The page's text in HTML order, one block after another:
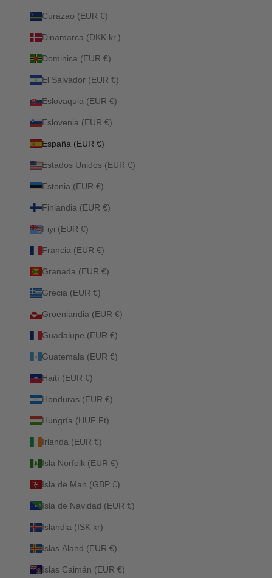
Curazao (EUR €)
Dinamarca (DKK kr.)
Dominica (EUR €)
El Salvador (EUR €)
Eslovaquia (EUR €)
Eslovenia (EUR €)
España (EUR €)
Estados Unidos (EUR €)
Estonia (EUR €)
Finlandia (EUR €)
Fiyi (EUR €)
Francia (EUR €)
Granada (EUR €)
Grecia (EUR €)
Groenlandia (EUR €)
Guadalupe (EUR €)
Guatemala (EUR €)
Haití (EUR €)
Honduras (EUR €)
Hungría (HUF Ft)
Irlanda (EUR €)
Isla Norfolk (EUR €)
Isla de Man (GBP £)
Isla de Navidad (EUR €)
Islandia (ISK kr)
Islas Aland (EUR €)
Islas Caimán (EUR €)